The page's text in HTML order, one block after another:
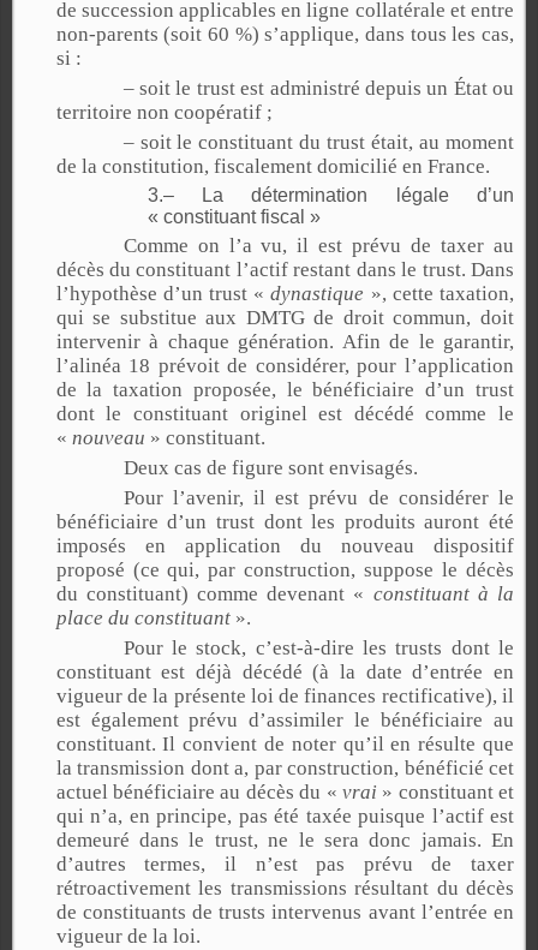
de succession applicables en ligne collatérale et entre
non-parents (soit 60 %) s’applique, dans tous les cas,
si :
– soit le trust est administré depuis un État ou
territoire non coopératif ;
– soit le constituant du trust était, au moment
de la constitution, fiscalement domicilié en France.
3.– La détermination légale d’un
« constituant fiscal »
Comme on l’a vu, il est prévu de taxer au
décès du constituant l’actif restant dans le trust. Dans
l’hypothèse d’un trust «dynastique », cette taxation,
qui se substitue aux DMTG de droit commun, doit
intervenir à chaque génération. Afin de le garantir,
l’alinéa 18 prévoit de considérer, pour l’application
de la taxation proposée, le bénéficiaire d’un trust
dont le constituant originel est décédé comme le
« nouveau » constituant.
Deux cas de figure sont envisagés.
Pour l’avenir, il est prévu de considérer le
bénéficiaire d’un trust dont les produits auront été
imposés en application du nouveau dispositif
proposé (ce qui, par construction, suppose le décès
du constituant) comme devenant « constituant à la
place du constituant».
Pour le stock, c’est-à-dire les trusts dont le
constituant est déjà décédé (à la date d’entrée en
vigueur de la présente loi de finances rectificative), il
est également prévu d’assimiler le bénéficiaire au
constituant. Il convient de noter qu’il en résulte que
la transmission dont a, par construction, bénéficié cet
actuel bénéficiaire au décès du « vrai » constituant et
qui n’a, en principe, pas été taxée puisque l’actif est
demeuré dans le trust, ne le sera donc jamais. En
d’autres termes, il n’est pas prévu de taxer
rétroactivement les transmissions résultant du décès
de constituants de trusts intervenus avant l’entrée en
vigueur de la loi.